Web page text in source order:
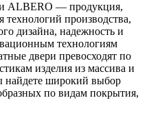
ALBERO — продукция,
технологий производства,
дизайна, надежность и
технологиям
двери превосходят по
изделия из массива и
найдете широкий выбор
по видам покрытия,